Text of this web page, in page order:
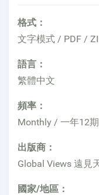
格式：
文字模式 / PDF /
語言：
繁體中文
頻率：
Monthly / 一年12期
出版商：
Global Views 遠見
國家/地區：